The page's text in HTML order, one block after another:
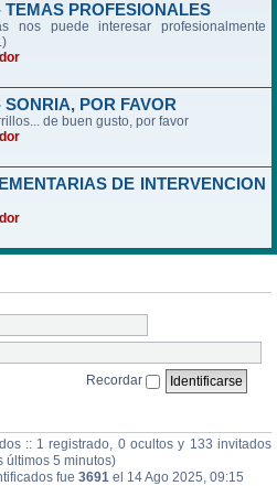
TEMAS PROFESIONALES
nos puede interesar profesionalmente
POR FAVOR
de buen gusto, por favor
DE INTERVENCION
Recordar
:: 1 registrado, 0 ocultos y 133 invitados
últimos 5 minutos)
fue 3691 el 14 Ago 2025, 09:15